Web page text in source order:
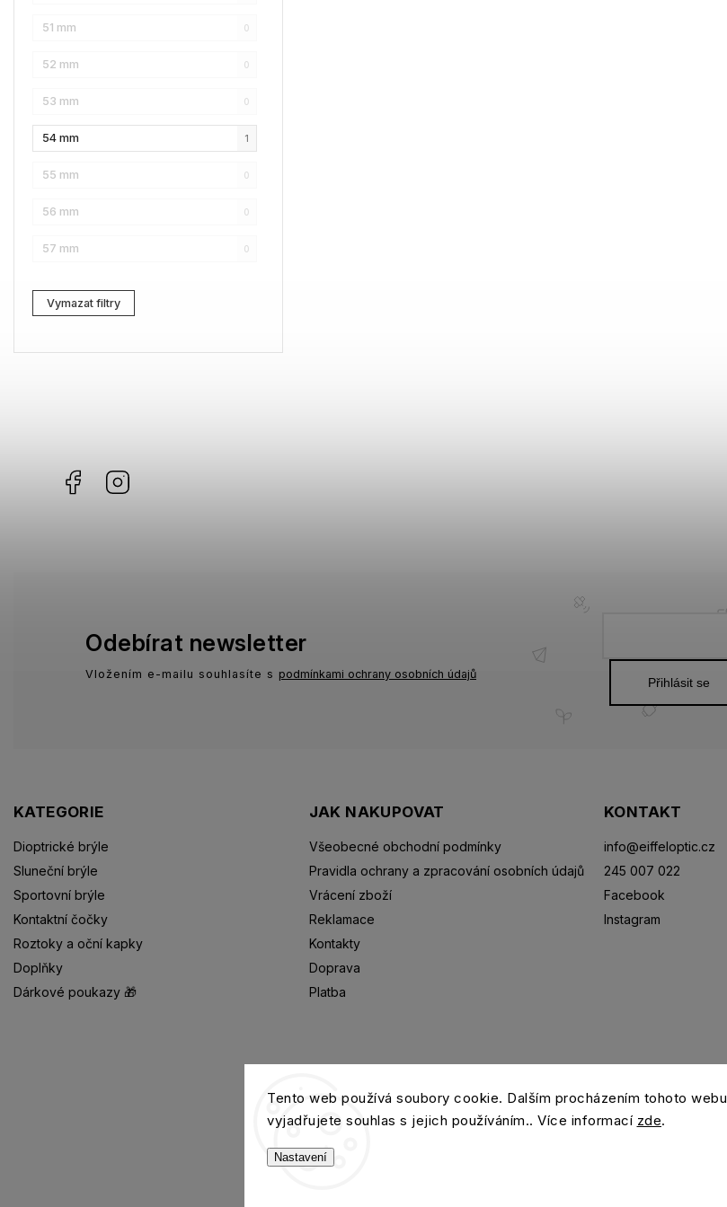
Tento web používá soubory cookie. Dalším procházením tohoto webu
vyjadřujete souhlas s jejich používáním.. Více informací zde.
Nastavení
Karl Lagerfeld 1
Love Moschino 3
Pierre Cardin 0
Fossil 0
Web 0
Lacoste 0
Kenzo 0
Carrera
Moschino
51 mm 0
52 mm 0
53 mm 0
54 mm 1
55 mm 0
56 mm 0
57 mm 0
Vymazat filtry
Facebook
KATEGORIE
Dioptrické brýle
Sluneční brýle
Sportovní brýle
Kontaktní čočky
Roztoky a oční kapky
Doplňky
Dárkové poukazy 🎁
JAK NAKUPOVAT
Všeobecné obchodní podmínky
Pravidla ochrany a zpracování osobních údajů
Vrácení zboží
Reklamace
Kontakty
Doprava
Platba
KONTAKT
info@eiffeloptic.cz
245 007 022
Facebook
Instagram
Odebírat newsletter
Vložením e-mailu souhlasíte s podmínkami ochrany osobních údajů
Přihlásit se